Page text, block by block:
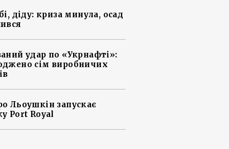
діду: криза минула, осад
удар по «Укрнафті»:
сім виробничих
Льоушкін запускає
Port Royal